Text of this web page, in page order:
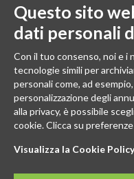
Iscrivi alla Newsletter
SEGUICI
Questo sito
dati personali
Con il tuo consenso, noi e i
tecnologie simili per
personali come, ad
personalizzazione degli
alla privacy, è possibile
cookie. Clicca su
Visualizza la Cookie